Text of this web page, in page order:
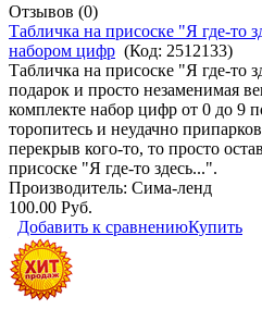
Отзывов (0)
Табличка на присоске "Я где-то
набором цифр (Код: 2512133)
Табличка на присоске "Я где-то
подарок и просто незаменимая
комплекте набор цифр от 0 до 9
торопитесь и неудачно
перекрыв кого-то, то просто
присоске "Я где-то здесь...".
Производитель: Сима-ленд
100.00 Руб.
Добавить к сравнениюКупить